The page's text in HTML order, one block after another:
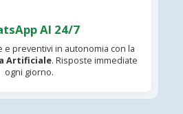
AI 24/7
e preventivi in autonomia con la
Artificiale. Risposte immediate
ogni giorno.